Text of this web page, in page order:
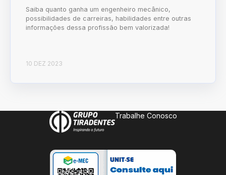
Saiba quanto ganha um engenheiro mecânico,
possibilidades de carreiras, habilidades entre outras
informações dessa profissão bem valorizada!
10 DEZ 2023
Trabalhe Conosco